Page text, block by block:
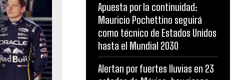
Apuesta por la continuidad:
Mauricio Pochettino seguirá
como técnico de Estados Unidos
hasta el Mundial 2030
Alertan por fuertes lluvias en 23